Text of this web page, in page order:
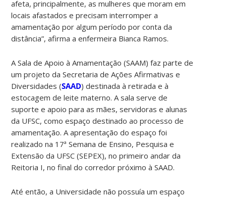
afeta, principalmente, as mulheres que moram em
locais afastados e precisam interromper a
amamentação por algum período por conta da
distância”, afirma a enfermeira Bianca Ramos.
A Sala de Apoio à Amamentação (SAAM) faz parte de
um projeto da Secretaria de Ações Afirmativas e
Diversidades (SAAD) destinada à retirada e à
estocagem de leite materno. A sala serve de
suporte e apoio para as mães, servidoras e alunas
da UFSC, como espaço destinado ao processo de
amamentação. A apresentação do espaço foi
realizado na 17ª Semana de Ensino, Pesquisa e
Extensão da UFSC (SEPEX), no primeiro andar da
Reitoria I, no final do corredor próximo à SAAD.
Até então, a Universidade não possuía um espaço